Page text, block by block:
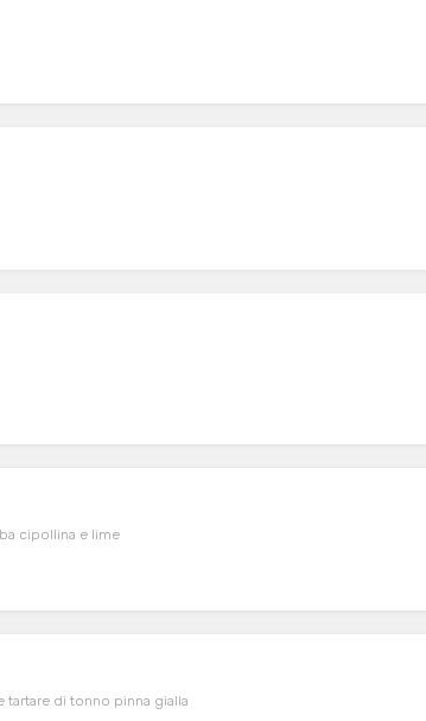
cipollina e lime
tartare di tonno pinna gialla